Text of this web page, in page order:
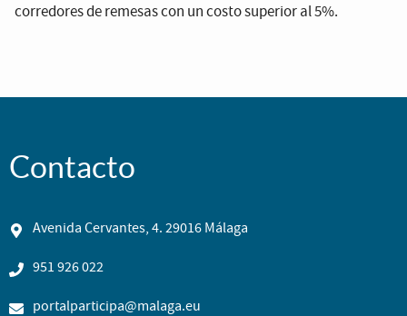
corredores de remesas con un costo superior al 5%.
Contacto
Avenida Cervantes, 4. 29016 Málaga
951 926 022
portalparticipa@malaga.eu